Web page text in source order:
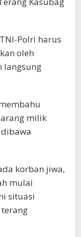
Polri harus
oleh
langsung
milik
korban jiwa,
mulai
situasi